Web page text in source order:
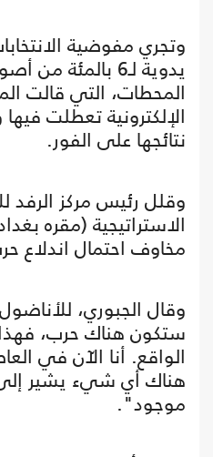
وتجري مفوضية
يدوية لـ6 بالمئة
المحطات، التي قالت
الإلكترونية تعطلت
نتائجها على الفور.
وقلل رئيس مركز الرفد
الاستراتيجية (مقره
مخاوف احتمال اندلاع
وقال الجبوري،
ستكون هناك حرب،
الواقع. أنا الآن في
هناك أي شيء يشير
موجود".